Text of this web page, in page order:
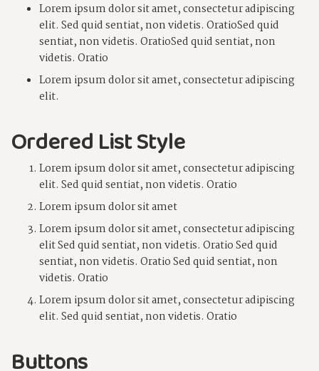
Lorem ipsum dolor sit amet, consectetur adipiscing
elit. Sed quid sentiat, non videtis. OratioSed quid
sentiat, non videtis. OratioSed quid sentiat, non
videtis. Oratio
Lorem ipsum dolor sit amet, consectetur adipiscing
elit.
Ordered List Style
Lorem ipsum dolor sit amet, consectetur adipiscing
elit. Sed quid sentiat, non videtis. Oratio
Lorem ipsum dolor sit amet
Lorem ipsum dolor sit amet, consectetur adipiscing
elit Sed quid sentiat, non videtis. Oratio Sed quid
sentiat, non videtis. Oratio Sed quid sentiat, non
videtis. Oratio
Lorem ipsum dolor sit amet, consectetur adipiscing
elit. Sed quid sentiat, non videtis. Oratio
Buttons